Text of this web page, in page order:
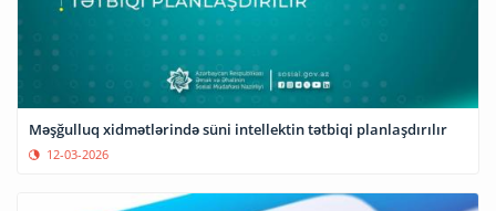
Məşğulluq xidmətlərində süni intellektin tətbiqi planlaşdırılır
12-03-2026